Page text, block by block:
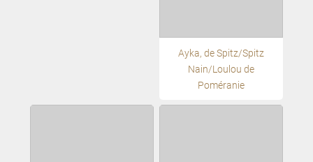
Ayka, de Spitz/Spitz
Nain/Loulou de
Poméranie